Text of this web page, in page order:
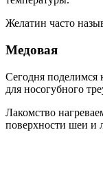
Желатин часто
Медовая
Сегодня поделимся
для носогубного
Лакомство
поверхности шеи и